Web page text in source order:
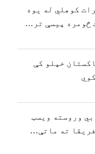
کوهلي له يوه
څومره پيسې تر…
خپلو کې
وروسته ویسټ
ته ماتې…